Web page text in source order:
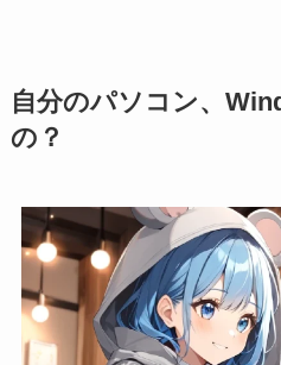
自分のパソコン、
の？